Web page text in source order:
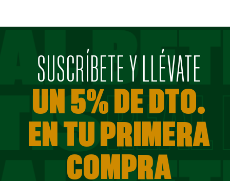
SUSCRÍBETE Y LLÉVATE
UN 5% DE DTO.
EN TU PRIMERA
COMPRA